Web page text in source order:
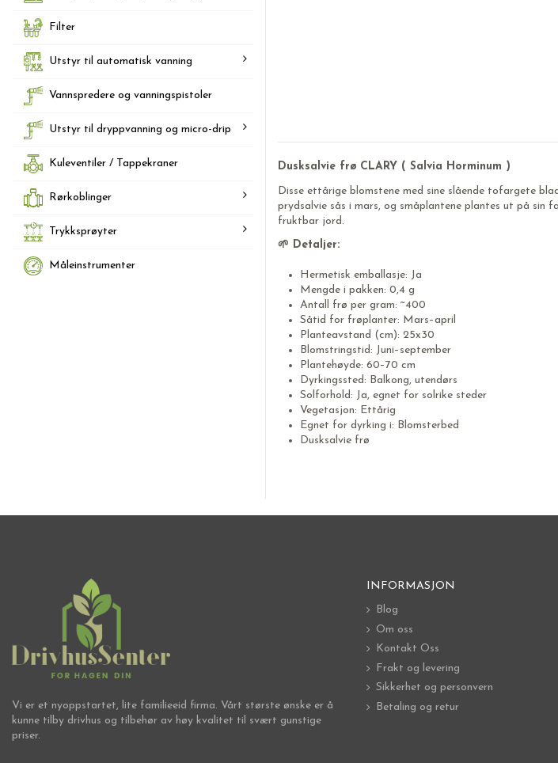
Dusksalvie frø CLARY ( Salvia Horminum )
Disse ettårige blomstene med sine slående tofargete
prydsalvie sås i mars, og småplantene plantes ut på
fruktbar jord.
🌱 Detaljer:
Hermetisk emballasje: Ja
Mengde i pakken: 0,4 g
Antall frø per gram: ~400
Såtid for frøplanter: Mars–april
Planteavstand (cm): 25x30
Blomstringstid: Juni–september
Plantehøyde: 60–70 cm
Dyrkingssted: Balkong, utendørs
Solforhold: Ja, egnet for solrike steder
Vegetasjon: Ettårig
Egnet for dyrking i: Blomsterbed
Dusksalvie frø
Filter
Utstyr til automatisk vanning
Vannspredere og vanningspistoler
Utstyr til dryppvanning og micro-drip
Kuleventiler / Tappekraner
Rørkoblinger
Trykksprøyter
Måleinstrumenter
Vi er et nyoppstartet, lite familieeid firma. Vårt største ønske er å
kunne tilby drivhus og tilbehør av høy kvalitet til svært gunstige
priser.
INFORMASJON
Blog
Om oss
Kontakt Oss
Frakt og levering
Sikkerhet og personvern
Betaling og retur